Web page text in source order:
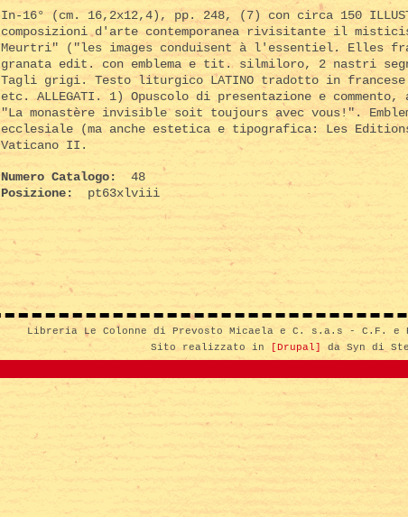
In-16° (cm. 16,2x12,4), pp. 248, (7) con circa 150
composizioni d'arte contemporanea rivisitante il
Meurtri" ("les images conduisent à l'essentiel. Elles
granata edit. con emblema e tit. silmiloro, 2 nastri
Tagli grigi. Testo liturgico LATINO tradotto in francese
etc. ALLEGATI. 1) Opuscolo di presentazione e
"La monastère invisible soit toujours avec vous!".
ecclesiale (ma anche estetica e tipografica: Les
Vaticano II.
Numero Catalogo:
48
Posizione:
pt63xlviii
Libreria Le Colonne di Prevosto Micaela e C. s.a.s - C.F. e
Sito realizzato in
[Drupal] da Syn di